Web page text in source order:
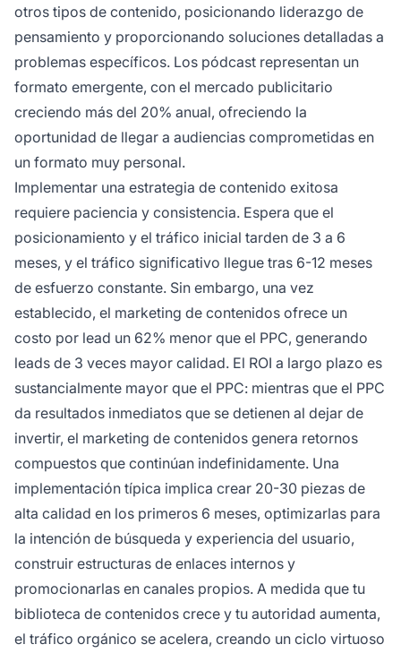
otros tipos de contenido, posicionando liderazgo de
pensamiento y proporcionando soluciones detalladas a
problemas específicos. Los pódcast representan un
formato emergente, con el mercado publicitario
creciendo más del 20% anual, ofreciendo la
oportunidad de llegar a audiencias comprometidas en
un formato muy personal.
Implementar una estrategia de contenido exitosa
requiere paciencia y consistencia. Espera que el
posicionamiento y el tráfico inicial tarden de 3 a 6
meses, y el tráfico significativo llegue tras 6-12 meses
de esfuerzo constante. Sin embargo, una vez
establecido, el marketing de contenidos ofrece un
costo por lead un 62% menor que el PPC, generando
leads de 3 veces mayor calidad. El ROI a largo plazo es
sustancialmente mayor que el PPC: mientras que el PPC
da resultados inmediatos que se detienen al dejar de
invertir, el marketing de contenidos genera retornos
compuestos que continúan indefinidamente. Una
implementación típica implica crear 20-30 piezas de
alta calidad en los primeros 6 meses, optimizarlas para
la intención de búsqueda y experiencia del usuario,
construir estructuras de enlaces internos y
promocionarlas en canales propios. A medida que tu
biblioteca de contenidos crece y tu autoridad aumenta,
el tráfico orgánico se acelera, creando un ciclo virtuoso